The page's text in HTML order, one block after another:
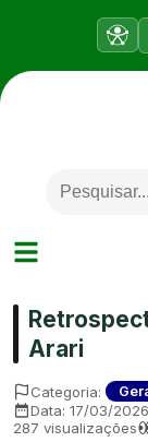
Arari
Categoria:
Data: 17/03/2026
287 visualizações